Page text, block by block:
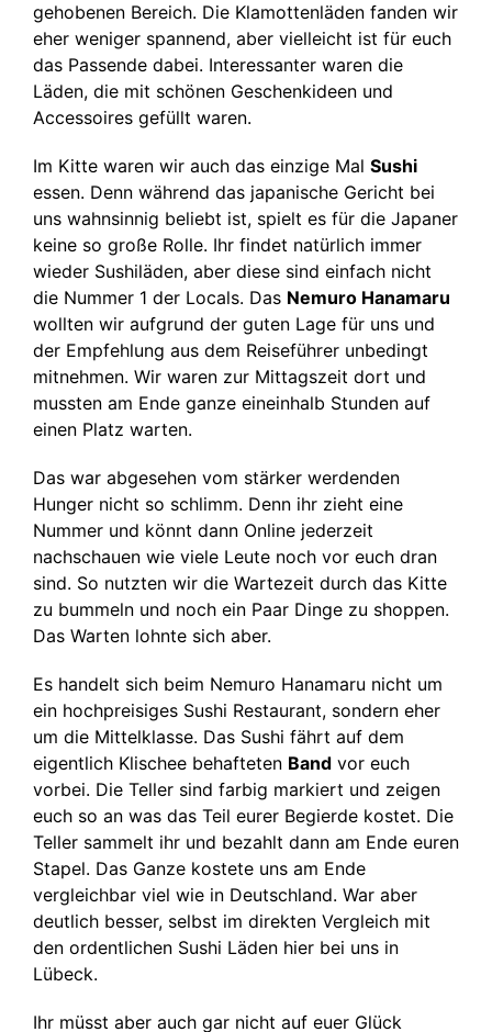
gehobenen Bereich. Die Klamottenläden fanden wir
eher weniger spannend, aber vielleicht ist für euch
das Passende dabei. Interessanter waren die
Läden, die mit schönen Geschenkideen und
Accessoires gefüllt waren.
Im Kitte waren wir auch das einzige Mal Sushi
essen. Denn während das japanische Gericht bei
uns wahnsinnig beliebt ist, spielt es für die Japaner
keine so große Rolle. Ihr findet natürlich immer
wieder Sushiläden, aber diese sind einfach nicht
die Nummer 1 der Locals. Das Nemuro Hanamaru
wollten wir aufgrund der guten Lage für uns und
der Empfehlung aus dem Reiseführer unbedingt
mitnehmen. Wir waren zur Mittagszeit dort und
mussten am Ende ganze eineinhalb Stunden auf
einen Platz warten.
Das war abgesehen vom stärker werdenden
Hunger nicht so schlimm. Denn ihr zieht eine
Nummer und könnt dann Online jederzeit
nachschauen wie viele Leute noch vor euch dran
sind. So nutzten wir die Wartezeit durch das Kitte
zu bummeln und noch ein Paar Dinge zu shoppen.
Das Warten lohnte sich aber.
Es handelt sich beim Nemuro Hanamaru nicht um
ein hochpreisiges Sushi Restaurant, sondern eher
um die Mittelklasse. Das Sushi fährt auf dem
eigentlich Klischee behafteten Band vor euch
vorbei. Die Teller sind farbig markiert und zeigen
euch so an was das Teil eurer Begierde kostet. Die
Teller sammelt ihr und bezahlt dann am Ende euren
Stapel. Das Ganze kostete uns am Ende
vergleichbar viel wie in Deutschland. War aber
deutlich besser, selbst im direkten Vergleich mit
den ordentlichen Sushi Läden hier bei uns in
Lübeck.
Ihr müsst aber auch gar nicht auf euer Glück